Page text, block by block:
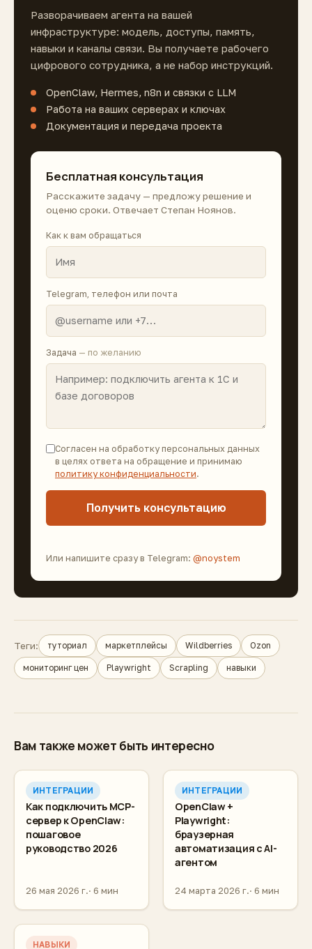
Разворачиваем агента на вашей
инфраструктуре: модель, доступы, память,
навыки и каналы связи. Вы получаете рабочего
цифрового сотрудника, а не набор инструкций.
OpenClaw, Hermes, n8n и связки с LLM
Работа на ваших серверах и ключах
Документация и передача проекта
Бесплатная консультация
Расскажите задачу — предложу решение и
оценю сроки. Отвечает Степан Ноянов.
Как к вам обращаться
Telegram, телефон или почта
Задача — по желанию
Согласен на обработку персональных данных
в целях ответа на обращение и принимаю
политику конфиденциальности.
Получить консультацию
Или напишите сразу в Telegram: @noystem
Теги: туториал маркетплейсы Wildberries Ozon
мониторинг цен Playwright Scrapling навыки
Вам также может быть интересно
ИНТЕГРАЦИИ
Как подключить MCP-
сервер к OpenClaw:
пошаговое
руководство 2026
26 мая 2026 г. 6 мин
ИНТЕГРАЦИИ
OpenClaw +
Playwright:
браузерная
автоматизация с AI-
агентом
24 марта 2026 г. 6 мин
НАВЫКИ